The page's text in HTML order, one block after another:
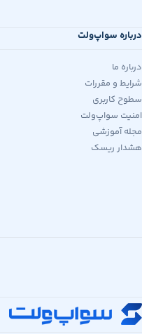
درباره سواپ‌ولت
درباره ما
شرایط و مقررات
سطوح کاربری
امنیت سواپ‌ولت
مجله آموزشی
هشدار ریسک